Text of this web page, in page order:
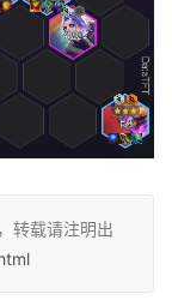
转载请注明出